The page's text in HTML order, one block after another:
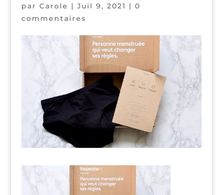
par Carole | Juil 9, 2021 | 0
commentaires